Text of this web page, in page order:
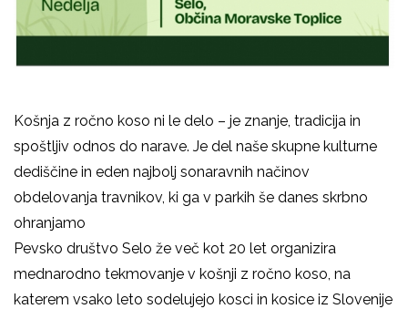
Košnja z ročno koso ni le delo – je znanje, tradicija in
spoštljiv odnos do narave. Je del naše skupne kulturne
dediščine in eden najbolj sonaravnih načinov
obdelovanja travnikov, ki ga v parkih še danes skrbno
ohranjamo
Pevsko društvo Selo že več kot 20 let organizira
mednarodno tekmovanje v košnji z ročno koso, na
katerem vsako leto sodelujejo kosci in kosice iz Slovenije